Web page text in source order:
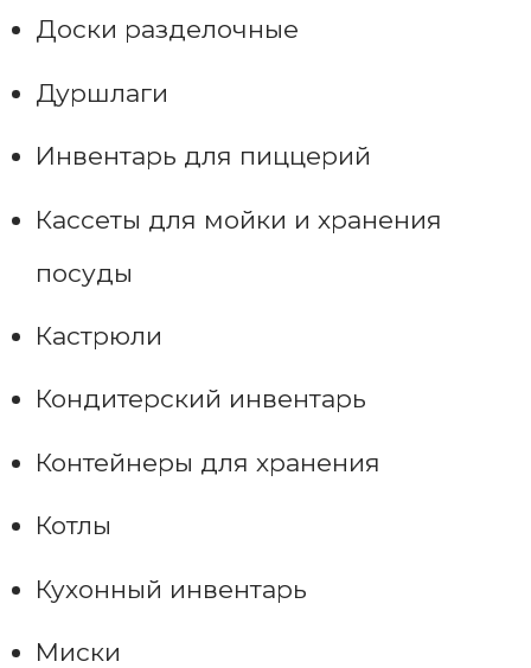
Доски разделочные
Дуршлаги
Инвентарь для пиццерий
Кассеты для мойки и хранения
посуды
Кастрюли
Кондитерский инвентарь
Контейнеры для хранения
Котлы
Кухонный инвентарь
Миски